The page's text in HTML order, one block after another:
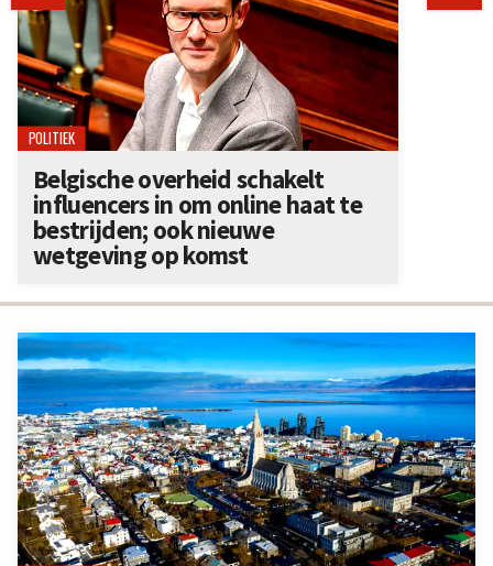
POLITIEK
Belgische overheid schakelt
influencers in om online haat te
bestrijden; ook nieuwe
wetgeving op komst